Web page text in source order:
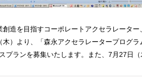
造を目指すコーポレートアクセラレータ
）より、「森永アクセラレータープログ
ランを募集いたします。また、7月27日